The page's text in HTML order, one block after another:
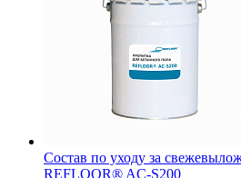
Состав по уходу за
REFLOOR® AC-S200